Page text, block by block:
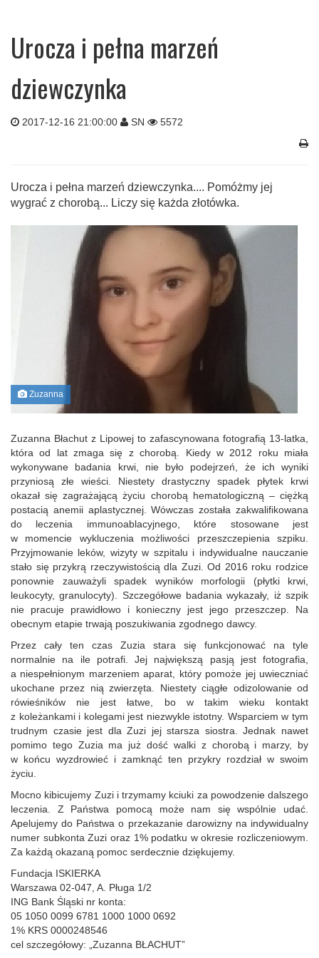
Urocza i pełna marzeń
dziewczynka
2017-12-16 21:00:00 SN 5572
Urocza i pełna marzeń dziewczynka.... Pomóżmy jej
wygrać z chorobą... Liczy się każda złotówka.
Zuzanna
Zuzanna Błachut z Lipowej to zafascynowana fotografią 13-latka,
która od lat zmaga się z chorobą. Kiedy w 2012 roku miała
wykonywane badania krwi, nie było podejrzeń, że ich wyniki
przyniosą złe wieści. Niestety drastyczny spadek płytek krwi
okazał się zagrażającą życiu chorobą hematologiczną – ciężką
postacią anemii aplastycznej. Wówczas została zakwalifikowana
do leczenia immunoablacyjnego, które stosowane jest
w momencie wykluczenia możliwości przeszczepienia szpiku.
Przyjmowanie leków, wizyty w szpitalu i indywidualne nauczanie
stało się przykrą rzeczywistością dla Zuzi. Od 2016 roku rodzice
ponownie zauważyli spadek wyników morfologii (płytki krwi,
leukocyty, granulocyty). Szczegółowe badania wykazały, iż szpik
nie pracuje prawidłowo i konieczny jest jego przeszczep. Na
obecnym etapie trwają poszukiwania zgodnego dawcy.
Przez cały ten czas Zuzia stara się funkcjonować na tyle
normalnie na ile potrafi. Jej największą pasją jest fotografia,
a niespełnionym marzeniem aparat, który pomoże jej uwieczniać
ukochane przez nią zwierzęta. Niestety ciągłe odizolowanie od
rówieśników nie jest łatwe, bo w takim wieku kontakt
z koleżankami i kolegami jest niezwykle istotny. Wsparciem w tym
trudnym czasie jest dla Zuzi jej starsza siostra. Jednak nawet
pomimo tego Zuzia ma już dość walki z chorobą i marzy, by
w końcu wyzdrowieć i zamknąć ten przykry rozdział w swoim
życiu.
Mocno kibicujemy Zuzi i trzymamy kciuki za powodzenie dalszego
leczenia. Z Państwa pomocą może nam się wspólnie udać.
Apelujemy do Państwa o przekazanie darowizny na indywidualny
numer subkonta Zuzi oraz 1% podatku w okresie rozliczeniowym.
Za każdą okazaną pomoc serdecznie dziękujemy.
Fundacja ISKIERKA
Warszawa 02-047, A. Pługa 1/2
ING Bank Śląski nr konta:
05 1050 0099 6781 1000 1000 0692
1% KRS 0000248546
cel szczegółowy: „Zuzanna BŁACHUT”